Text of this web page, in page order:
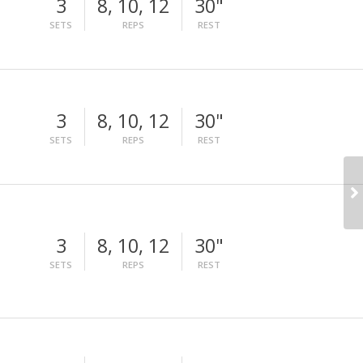
3
SETS
8, 10, 12
REPS
30"
REST
3
SETS
8, 10, 12
REPS
30"
REST
3
SETS
8, 10, 12
REPS
30"
REST